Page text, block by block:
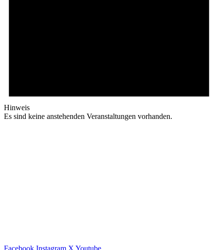
Hinweis
Es sind keine anstehenden Veranstaltungen vorhanden.
Facebook Instagram X Youtube